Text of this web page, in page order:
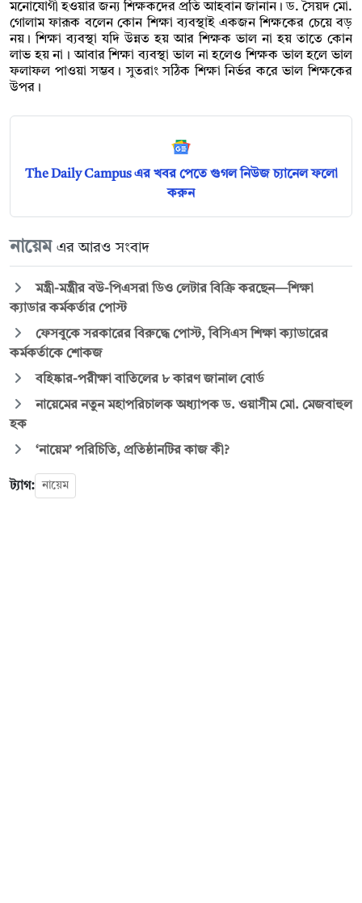
মনোযোগী হওয়ার জন্য শিক্ষকদের প্রতি আহবান জানান। ড. সৈয়দ মো.
গোলাম ফারূক বলেন কোন শিক্ষা ব্যবস্থাই একজন শিক্ষকের চেয়ে বড়
নয়। শিক্ষা ব্যবস্থা যদি উন্নত হয় আর শিক্ষক ভাল না হয় তাতে কোন
লাভ হয় না । আবার শিক্ষা ব্যবস্থা ভাল না হলেও শিক্ষক ভাল হলে ভাল
ফলাফল পাওয়া সম্ভব। সুতরাং সঠিক শিক্ষা নির্ভর করে ভাল শিক্ষকের
উপর।
The Daily Campus এর খবর পেতে গুগল নিউজ চ্যানেল ফলো
করুন
নায়েম এর আরও সংবাদ
মন্ত্রী-মন্ত্রীর বউ-পিএসরা ডিও লেটার বিক্রি করছেন—শিক্ষা
ক্যাডার কর্মকর্তার পোস্ট
ফেসবুকে সরকারের বিরুদ্ধে পোস্ট, বিসিএস শিক্ষা ক্যাডারের
কর্মকর্তাকে শোকজ
বহিষ্কার-পরীক্ষা বাতিলের ৮ কারণ জানাল বোর্ড
নায়েমের নতুন মহাপরিচালক অধ্যাপক ড. ওয়াসীম মো. মেজবাহুল
হক
‘নায়েম’ পরিচিতি, প্রতিষ্ঠানটির কাজ কী?
ট্যাগ: নায়েম